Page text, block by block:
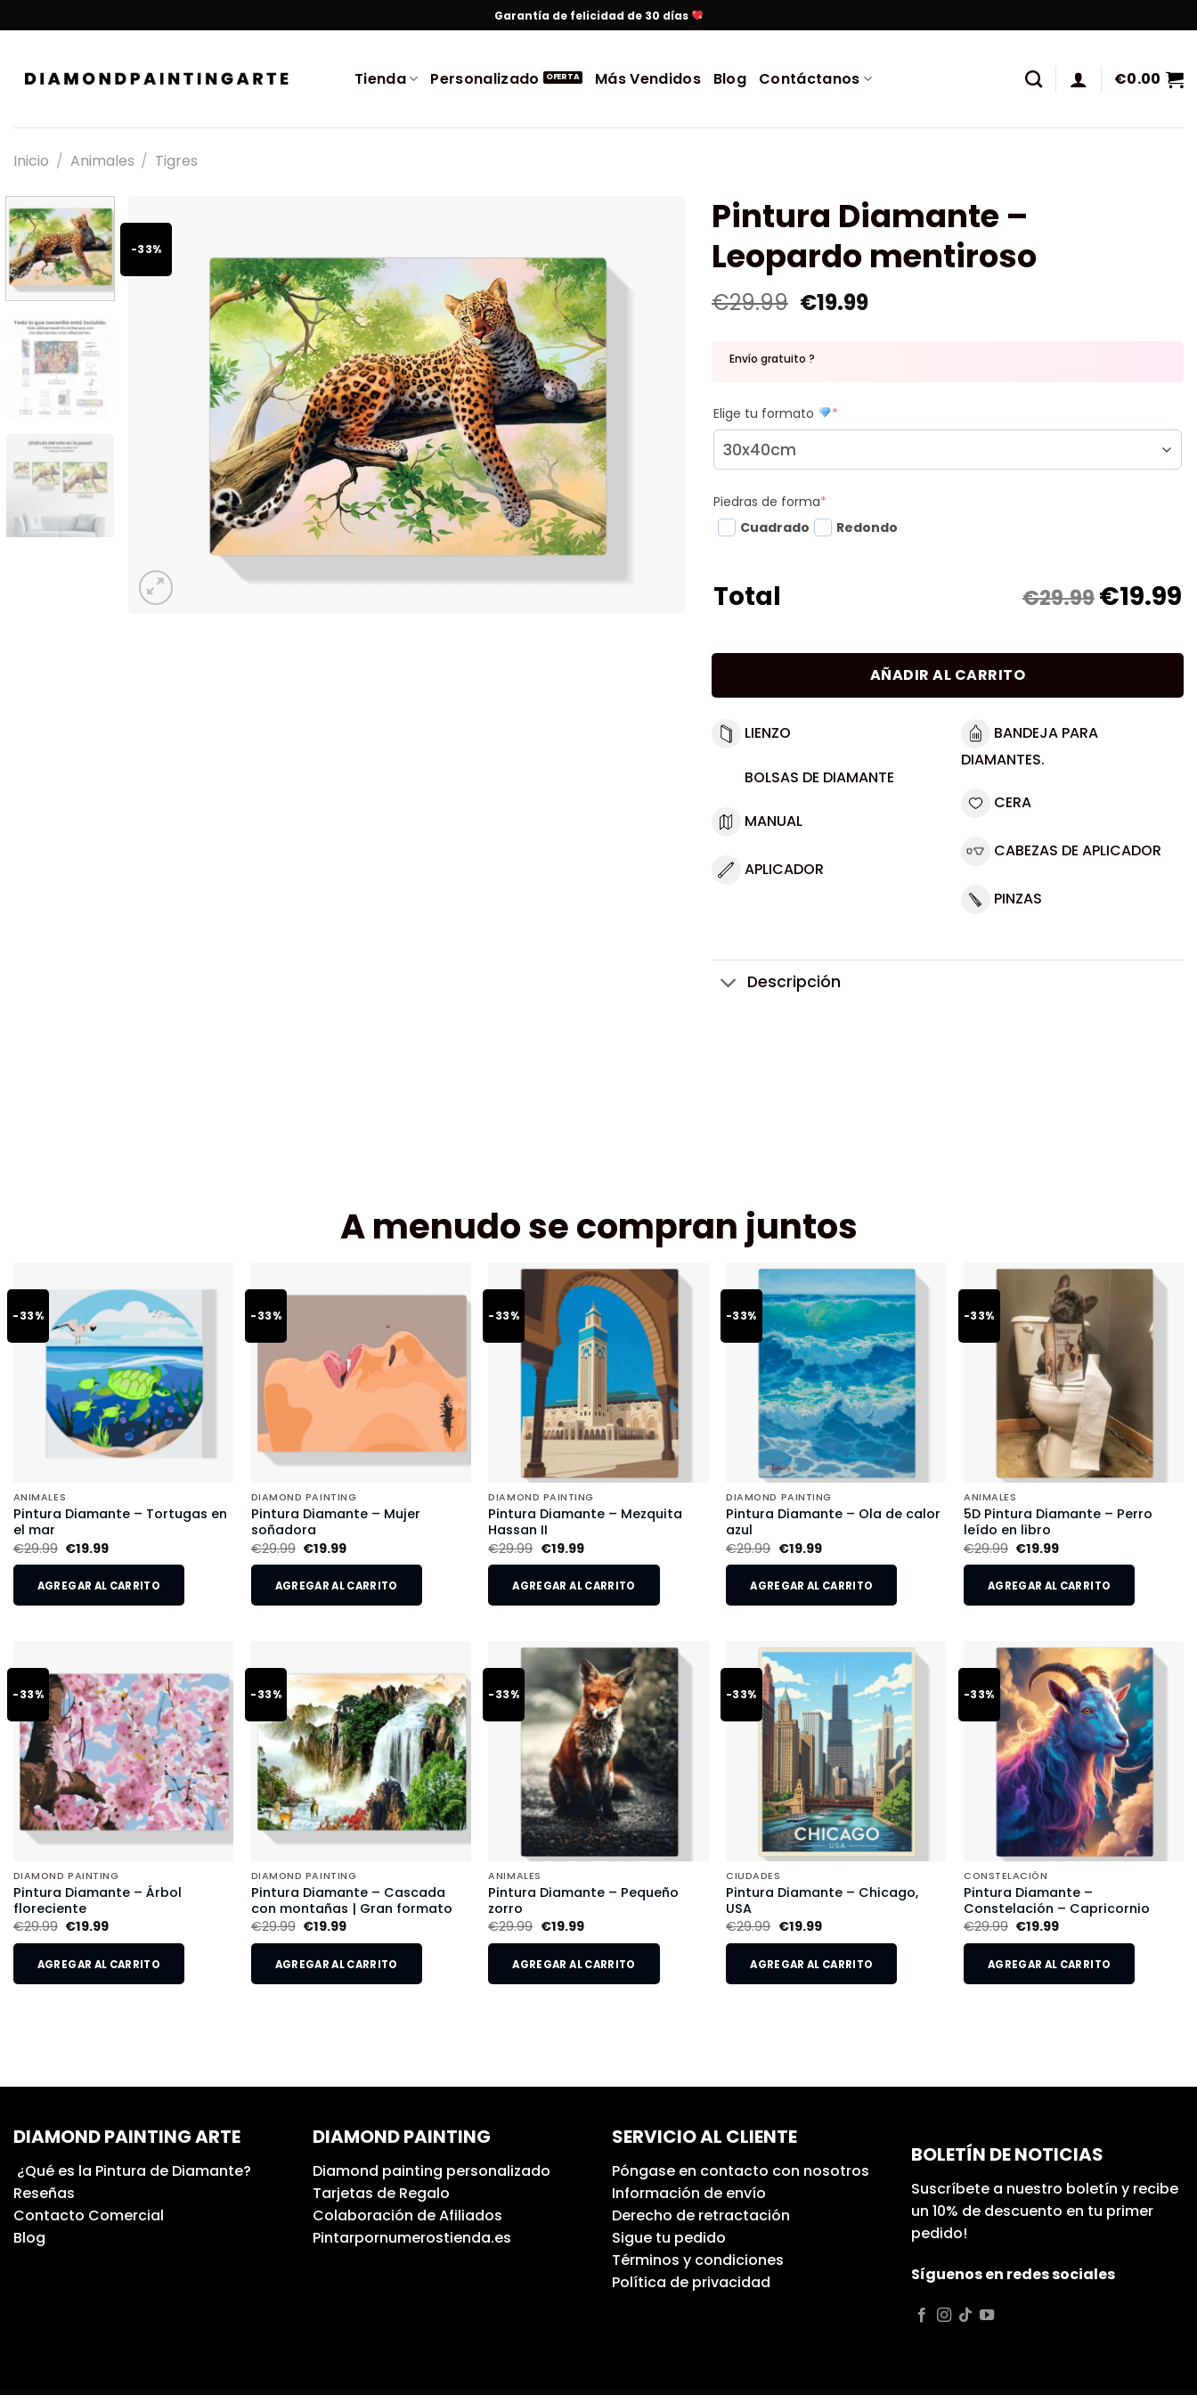
Garantía de felicidad de 30 días
Tienda Personalizado Más Vendidos Blog Contáctanos €0.00
Inicio / Animales / Tigres
-33%
Pintura Diamante –
Leopardo mentiroso
€29.99 €19.99
Envío gratuito ?
Elige tu formato *
Piedras de forma*
Cuadrado
Redondo
Total €29.99€19.99
AÑADIR AL CARRITO
LIENZO
BOLSAS DE DIAMANTE
MANUAL
APLICADOR
BANDEJA PARA
DIAMANTES.
CERA
CABEZAS DE APLICADOR
PINZAS
Descripción
A menudo se compran juntos
-33%
ANIMALES
Pintura Diamante – Tortugas en
el mar
€29.99 €19.99
AGREGAR AL CARRITO
-33%
DIAMOND PAINTING
Pintura Diamante – Mujer
soñadora
€29.99 €19.99
AGREGAR AL CARRITO
-33%
DIAMOND PAINTING
Pintura Diamante – Mezquita
Hassan II
€29.99 €19.99
AGREGAR AL CARRITO
-33%
DIAMOND PAINTING
Pintura Diamante – Ola de calor
azul
€29.99 €19.99
AGREGAR AL CARRITO
-33%
ANIMALES
5D Pintura Diamante – Perro
leído en libro
€29.99 €19.99
AGREGAR AL CARRITO
-33%
DIAMOND PAINTING
Pintura Diamante – Árbol
floreciente
€29.99 €19.99
AGREGAR AL CARRITO
-33%
DIAMOND PAINTING
Pintura Diamante – Cascada
con montañas | Gran formato
€29.99 €19.99
AGREGAR AL CARRITO
-33%
ANIMALES
Pintura Diamante – Pequeño
zorro
€29.99 €19.99
AGREGAR AL CARRITO
-33%
CIUDADES
Pintura Diamante – Chicago,
USA
€29.99 €19.99
AGREGAR AL CARRITO
-33%
CONSTELACIÓN
Pintura Diamante –
Constelación – Capricornio
€29.99 €19.99
AGREGAR AL CARRITO
DIAMOND PAINTING ARTE
¿Qué es la Pintura de Diamante?
Reseñas
Contacto Comercial
Blog
DIAMOND PAINTING
Diamond painting personalizado
Tarjetas de Regalo
Colaboración de Afiliados
Pintarpornumerostienda.es
SERVICIO AL CLIENTE
Póngase en contacto con nosotros
Información de envío
Derecho de retractación
Sigue tu pedido
Términos y condiciones
Política de privacidad
BOLETÍN DE NOTICIAS
Suscríbete a nuestro boletín y recibe
un 10% de descuento en tu primer
pedido!
Síguenos en redes sociales